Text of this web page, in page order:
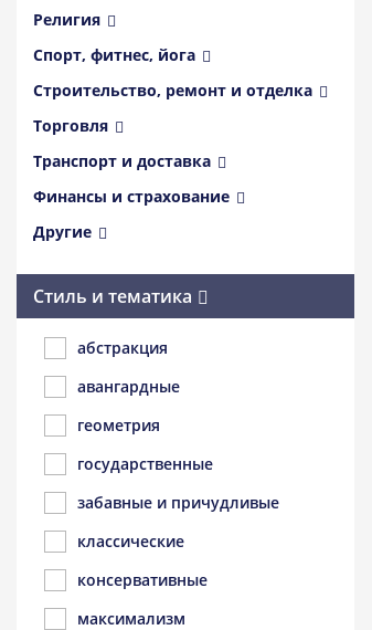
Религия
Спорт, фитнес, йога
Строительство, ремонт и отделка
Торговля
Транспорт и доставка
Финансы и страхование
Другие
Стиль и тематика
абстракция
авангардные
геометрия
государственные
забавные и причудливые
классические
консервативные
максимализм